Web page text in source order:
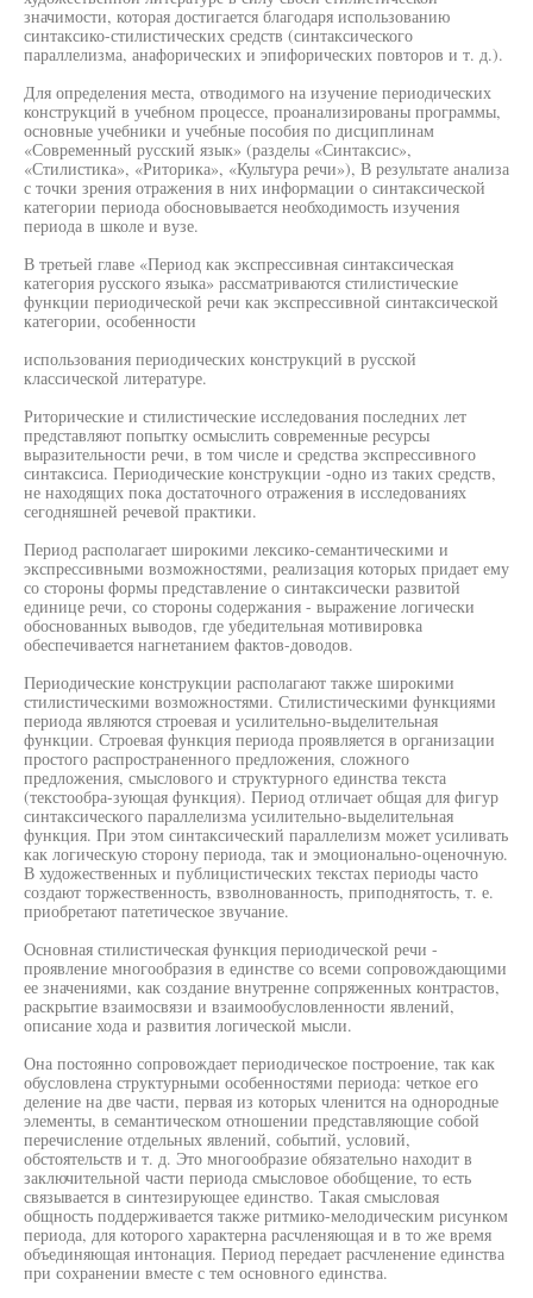
значимости, которая достигается благодаря использованию
синтаксико-стилистических средств (синтаксического
параллелизма, анафорических и эпифорических повторов и т. д.).
Для определения места, отводимого на изучение периодических
конструкций в учебном процессе, проанализированы программы,
основные учебники и учебные пособия по дисциплинам
«Современный русский язык» (разделы «Синтаксис»,
«Стилистика», «Риторика», «Культура речи»), В результате анализа
с точки зрения отражения в них информации о синтаксической
категории периода обосновывается необходимость изучения
периода в школе и вузе.
В третьей главе «Период как экспрессивная синтаксическая
категория русского языка» рассматриваются стилистические
функции периодической речи как экспрессивной синтаксической
категории, особенности
использования периодических конструкций в русской
классической литературе.
Риторические и стилистические исследования последних лет
представляют попытку осмыслить современные ресурсы
выразительности речи, в том числе и средства экспрессивного
синтаксиса. Периодические конструкции -одно из таких средств,
не находящих пока достаточного отражения в исследованиях
сегодняшней речевой практики.
Период располагает широкими лексико-семантическими и
экспрессивными возможностями, реализация которых придает ему
со стороны формы представление о синтаксически развитой
единице речи, со стороны содержания - выражение логически
обоснованных выводов, где убедительная мотивировка
обеспечивается нагнетанием фактов-доводов.
Периодические конструкции располагают также широкими
стилистическими возможностями. Стилистическими функциями
периода являются строевая и усилительно-выделительная
функции. Строевая функция периода проявляется в организации
простого распространенного предложения, сложного
предложения, смыслового и структурного единства текста
(текстообра-зующая функция). Период отличает общая для фигур
синтаксического параллелизма усилительно-выделительная
функция. При этом синтаксический параллелизм может усиливать
как логическую сторону периода, так и эмоционально-оценочную.
В художественных и публицистических текстах периоды часто
создают торжественность, взволнованность, приподнятость, т. е.
приобретают патетическое звучание.
Основная стилистическая функция периодической речи -
проявление многообразия в единстве со всеми сопровождающими
ее значениями, как создание внутренне сопряженных контрастов,
раскрытие взаимосвязи и взаимообусловленности явлений,
описание хода и развития логической мысли.
Она постоянно сопровождает периодическое построение, так как
обусловлена структурными особенностями периода: четкое его
деление на две части, первая из которых членится на однородные
элементы, в семантическом отношении представляющие собой
перечисление отдельных явлений, событий, условий,
обстоятельств и т. д. Это многообразие обязательно находит в
заключительной части периода смысловое обобщение, то есть
связывается в синтезирующее единство. Такая смысловая
общность поддерживается также ритмико-мелодическим рисунком
периода, для которого характерна расчленяющая и в то же время
объединяющая интонация. Период передает расчленение единства
при сохранении вместе с тем основного единства.